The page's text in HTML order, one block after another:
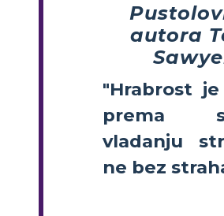
autora
"Hrabrost
prema
vladanju
ne bez